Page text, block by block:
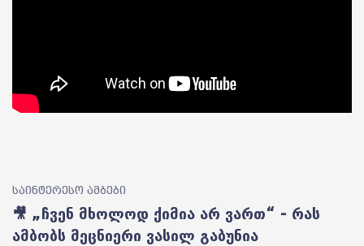
საინტერესო ამბები
🎥 „ჩვენ მხოლოდ ქიმია არ ვართ“ - რას
ამბობს მეცნიერი ვასილ გაბუნია